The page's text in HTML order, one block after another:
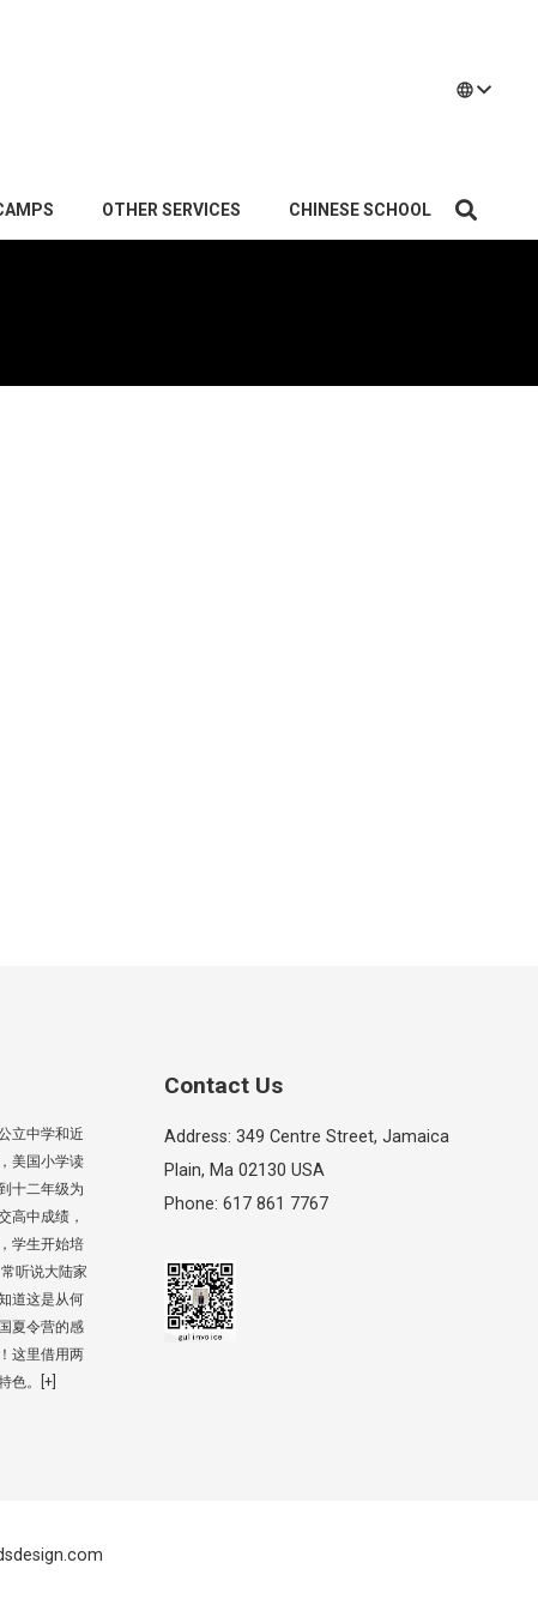
language
OTHER SERVICES CHINESE SCHOOL
立中学和近
美国小学读
十二年级为
高中成绩，
学生开始培
听说大陆家
道这是从何
夏令营的感
这里借用两
色。
[+]
Contact Us
Address: 349 Centre Street, Jamaica
Plain, Ma 02130 USA
Phone: 617 861 7767